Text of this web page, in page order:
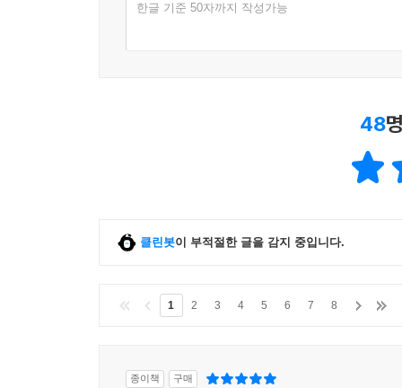
한글 기준 50자까지 작성가능
48
클린봇이 부적절한 글을 감지 중입니다.
1 2 3 4 5 6 7 8
종이책 구매